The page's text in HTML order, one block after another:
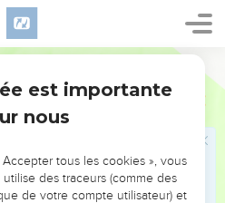
de nous,
et les soldats de
Juifs minables essaient de
de leur entreprise et offrir des
ils achever aujourd’hui même
en réutilisant des pierres
côtés ; il s’exclama : « Quelle
renard grimpe sur leur mur de
est importante
nous
tous les cookies », vous
des traceurs (comme des
de votre compte utilisateur) et